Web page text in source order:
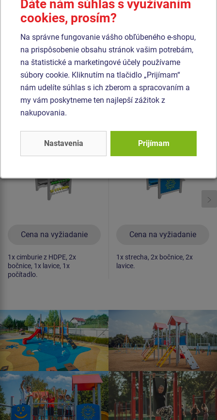
proti UV žiareniu a hlavne bezpečnosťou, pretože je
nelámavý a nehrozí tak žiadne nebezpečenstvo zranenia
detí ostrými úlomkami). Všetok spojovací materiál je
pozinkovaný alebo nerezový.
Podobnýtovar
Produkt - DOH-6103K-10
Domček - celokovový
Cena na vyžiadanie
Novinka
1x cimburie z HDPE, 2x
bočnice, 1x lavice, 1x
počítadlo.
Produkt - DOK-6101K-10
Cena na vyžiadanie
1x strecha, 2x bočnice, 2x
lavice.
Dáte nám súhlas s využívaním
cookies, prosím?
Na správne fungovanie vášho obľúbeného e-shopu,
na prispôsobenie obsahu stránok vašim potrebám,
na štatistické a marketingové účely používame
súbory cookie. Kliknutím na tlačidlo „Prijímam“
nám udelíte súhlas s ich zberom a spracovaním a
my vám poskytneme ten najlepší zážitok z
nakupovania.
Nastavenia Prijímam